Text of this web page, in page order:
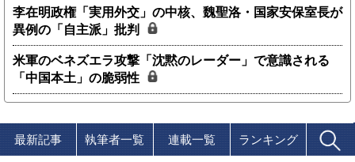
李在明政権「実用外交」の中核、魏聖洛・国家安保室長が
異例の「自主派」批判
米軍のベネズエラ攻撃「沈黙のレーダー」で意識される
「中国本土」の脆弱性
最新記事 執筆者一覧 連載一覧 ランキング